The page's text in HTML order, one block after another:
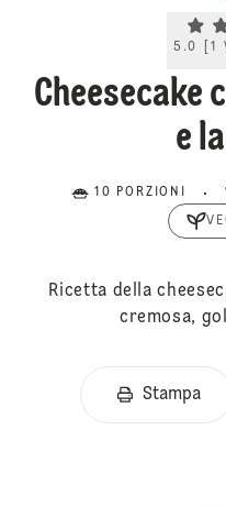
5.0 1
e
10 PORZIONI
Ricetta della
cremosa,
Stampa